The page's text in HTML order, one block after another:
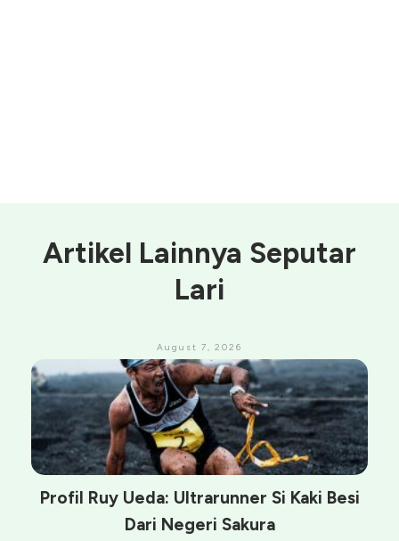
Artikel Lainnya Seputar
Lari
August 7, 2026
Profil Ruy Ueda: Ultrarunner Si Kaki Besi
Dari Negeri Sakura